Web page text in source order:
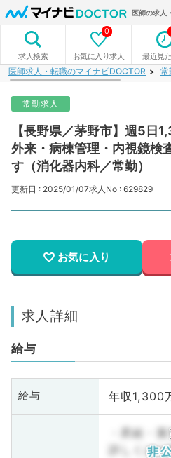
医師の求人
求人検索 お気に入り求人
0
最近見
医師求人・転職のマイナビDOCTOR 常
常勤求人
【長野県／茅野市】週5
外来・病棟管理・内視鏡検
す（消化器内科／常勤）
更新日 : 2025/01/07求人No : 629829
お気に入り
求人詳細
給与
給与 年収1,300
・昇給・
詳しくは